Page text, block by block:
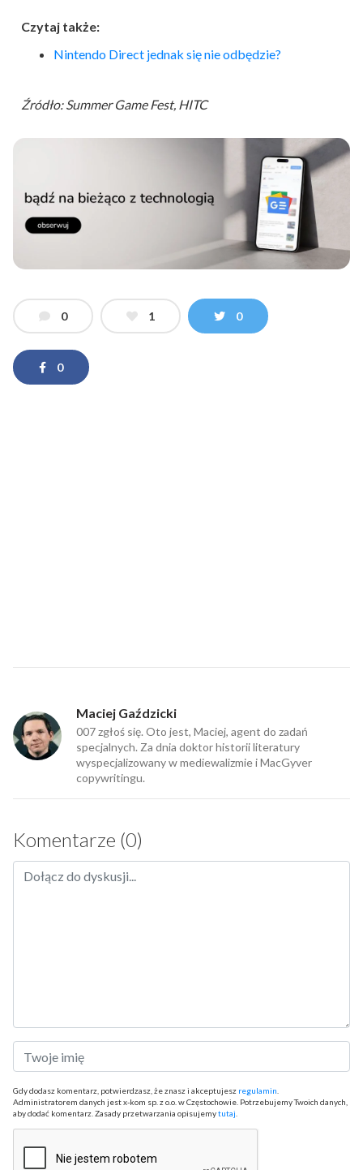
Czytaj także:
Nintendo Direct jednak się nie odbędzie?
Źródło: Summer Game Fest, HITC
0 1 0
0
Maciej Gaździcki
007 zgłoś się. Oto jest, Maciej, agent do zadań
specjalnych. Za dnia doktor historii literatury
wyspecjalizowany w mediewalizmie i MacGyver
copywritingu.
Komentarze (0)
Gdy dodasz komentarz, potwierdzasz, że znasz i akceptujesz regulamin.
Administratorem danych jest x-kom sp. z o.o. w Częstochowie. Potrzebujemy Twoich danych,
aby dodać komentarz. Zasady przetwarzania opisujemytutaj.